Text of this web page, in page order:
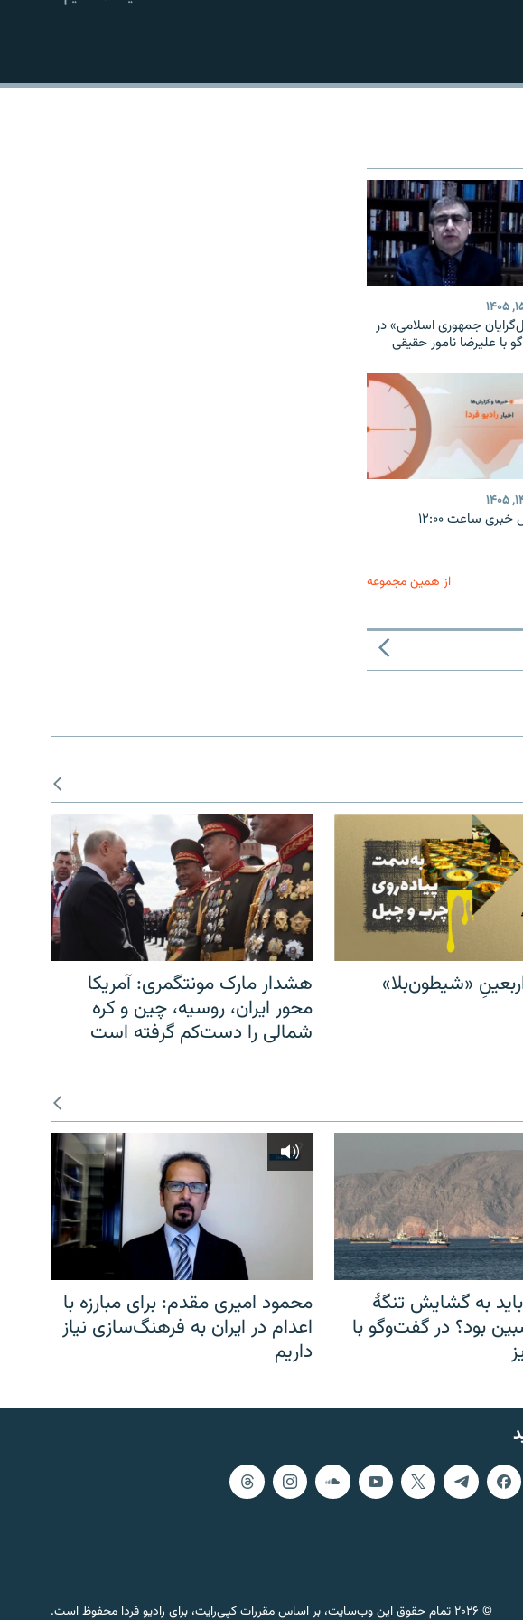
EMBED
جمهوری اسلامی» در
با علیرضا نامور حقیقی
ساعت ۱۲:۰۰
از همین مجموعه
«شیطون‌بلا»
هشدار مارک مونتگمری: آمریکا
محور ایران، روسیه، چین و کره
شمالی را دست‌کم گرفته است
به گشایش تنگهٔ
بود؟ در گفت‌وگو با
محمود امیری مقدم: برای مبارزه با
اعدام در ایران به فرهنگ‌سازی نیاز
داریم
© ۲۰۲۶ تمام حقوق این وب‌سایت، بر اساس مقررات کپی‌رایت، برای رادیو فردا محفوظ است.